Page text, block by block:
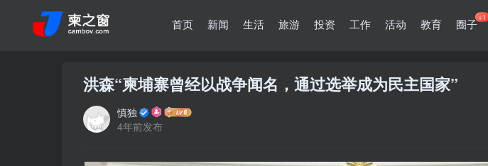
首页 新闻 生活 旅游 投资 工作 活动 教育 圈子+1
洪森“柬埔寨曾经以战争闻名，通过选举成为民主国家”
慎独
4年前发布